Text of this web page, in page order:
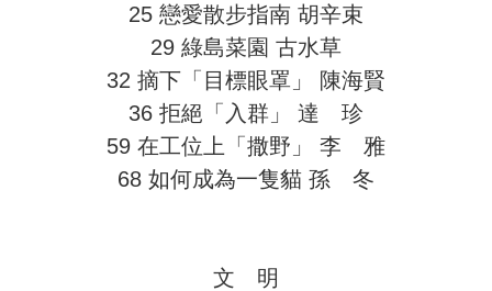
25 戀愛散步指南 胡辛束
29 綠島菜園 古水草
32 摘下「目標眼罩」 陳海賢
36 拒絕「入群」 達 珍
59 在工位上「撒野」 李 雅
68 如何成為一隻貓 孫 冬
文 明